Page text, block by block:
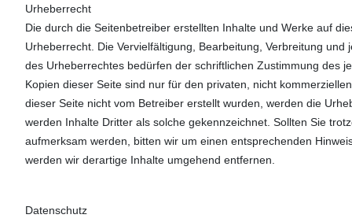
Urheberrecht
Die durch die Seitenbetreiber erstellten Inhalte und Werke auf
Urheberrecht. Die Vervielfältigung, Bearbeitung, Verbreitung
des Urheberrechtes bedürfen der schriftlichen Zustimmung des
Kopien dieser Seite sind nur für den privaten, nicht
dieser Seite nicht vom Betreiber erstellt wurden, werden die
werden Inhalte Dritter als solche gekennzeichnet. Sollten Sie
aufmerksam werden, bitten wir um einen entsprechenden
werden wir derartige Inhalte umgehend entfernen.
Datenschutz